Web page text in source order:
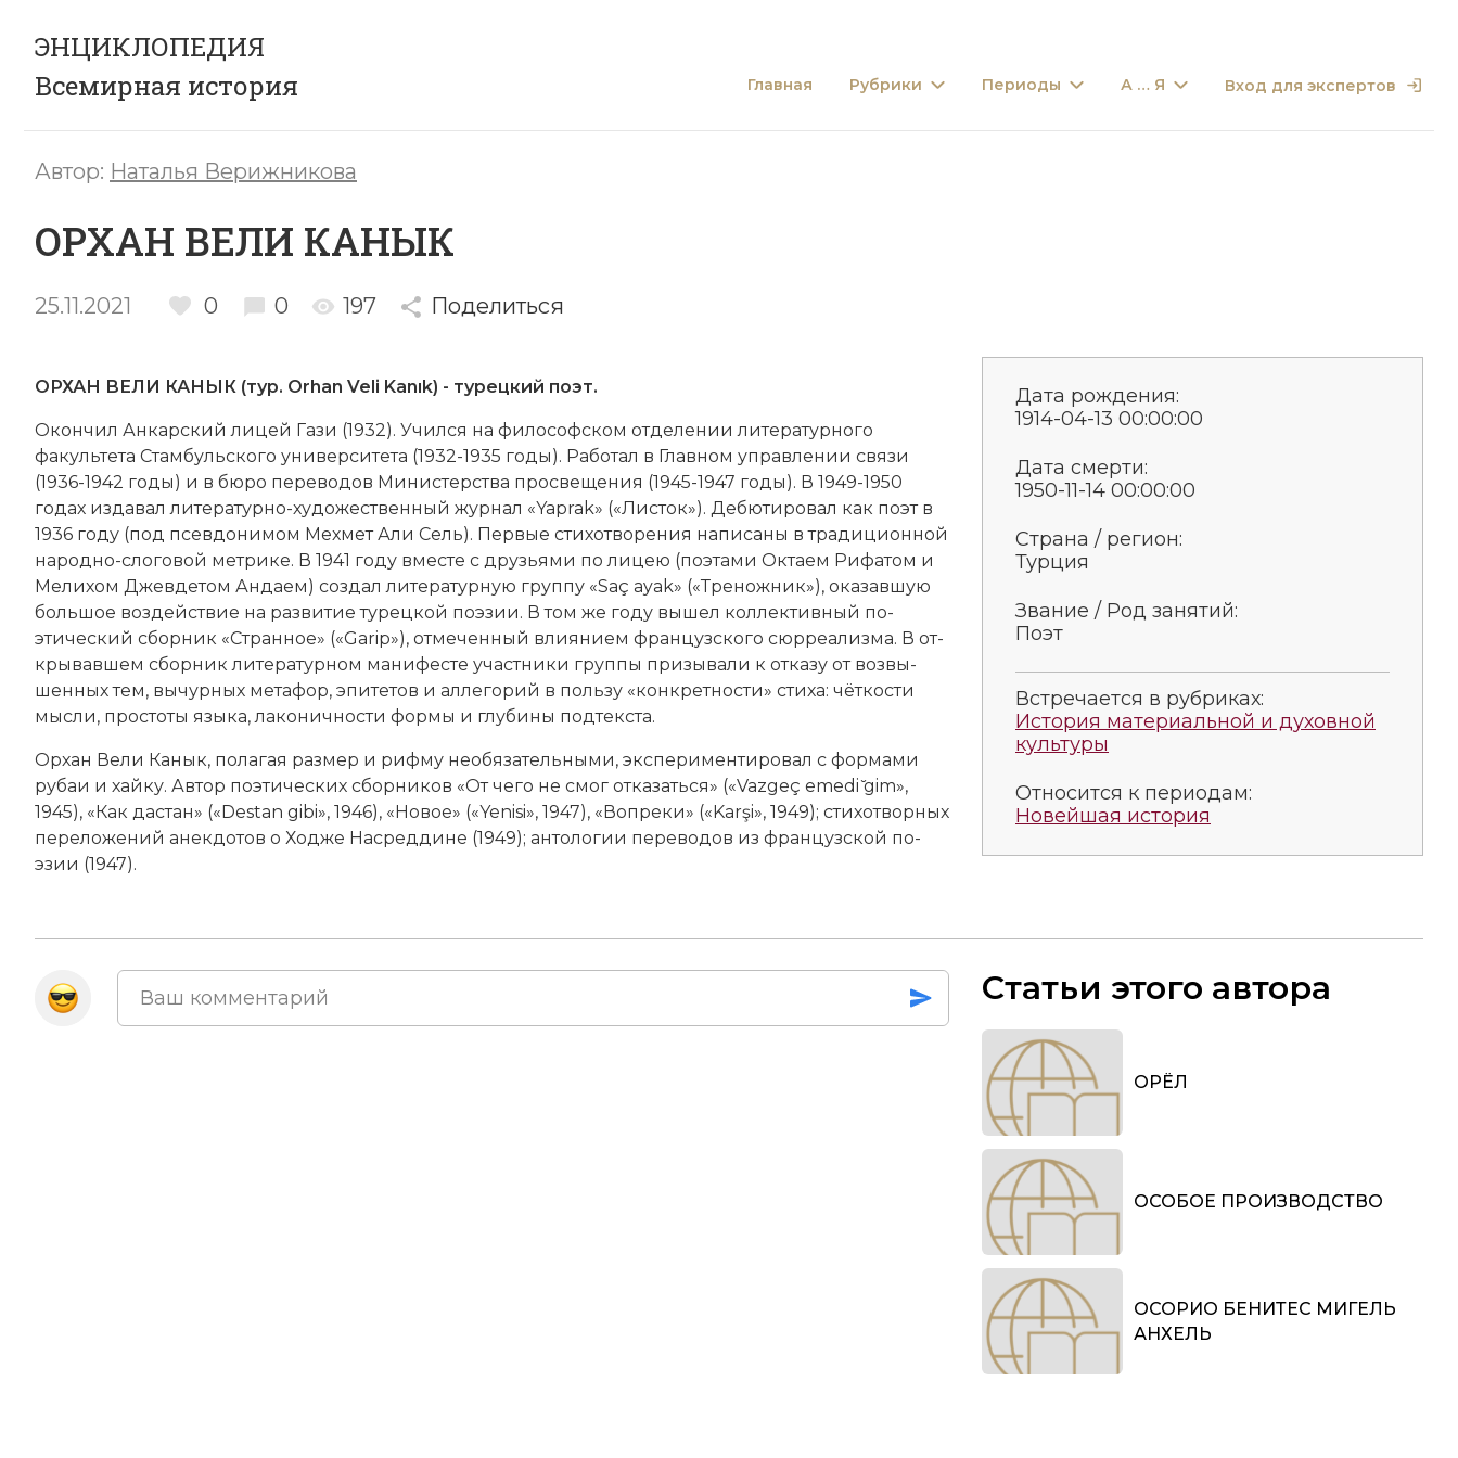
ЭНЦИКЛОПЕДИЯ
Всемирная история
Главная Рубрики Периоды А … Я Вход для экспертов
Автор: Наталья Верижникова
ОРХАН ВЕЛИ КАНЫК
25.11.2021 0 0 197 Поделиться
ОРХАН ВЕЛИ КАНЫК (тур. Orhan Veli Kanık) - турецкий поэт.
Окон­чил Ан­кар­ский ли­цей Га­зи (1932). Учил­ся на фи­лософском от­деле­нии литературного
факультета Стам­буль­ско­го университета (1932-1935 годы). Ра­бо­тал в Главном управ­ле­нии свя­зи
(1936-1942 годы) и в бю­ро пе­ре­во­дов Министерства про­све­ще­ния (1945-1947 годы). В 1949-1950
годах из­да­вал ли­те­ра­тур­но-ху­дожественный журнал «Yaprak» («Лис­ток»). Де­бю­ти­ро­вал как по­эт в
1936 году (под псевдонимом Мех­мет Али Сель). Пер­вые сти­хо­тво­ре­ния на­пи­са­ны в тра­диционной
на­род­но-сло­го­вой мет­ри­ке. В 1941 году вме­сте с друзь­я­ми по ли­цею (по­эта­ми Ок­та­ем Ри­фа­том и
Ме­ли­хом Джев­де­том Ан­да­ем) соз­дал литературную груп­пу «Saç ayak» («Тре­нож­ник»), ока­зав­шую
боль­шое воз­дей­ст­вие на раз­ви­тие турецкой по­эзии. В том же го­ду вы­шел кол­лек­тив­ный по­
этический сборник «Стран­ное» («Garip»), от­ме­чен­ный влия­ни­ем французского сюр­реа­лиз­ма. В от­
кры­вав­шем сбор­ник литературном ма­ни­фе­сте уча­ст­ни­ки груп­пы при­зы­ва­ли к от­ка­зу от воз­вы­
шен­ных тем, вы­чур­ных ме­та­фор, эпи­те­тов и ал­ле­го­рий в поль­зу «кон­крет­но­сти» сти­ха: чёт­ко­сти
мыс­ли, про­сто­ты язы­ка, ла­ко­нич­но­сти фор­мы и глу­би­ны под­тек­ста.
Орхан Вели Канык, по­ла­гая раз­мер и риф­му не­обя­за­тель­ны­ми, экс­пе­ри­мен­ти­ро­вал с фор­ма­ми
ру­баи и хай­ку. Ав­тор по­этических сборников «От че­го не смог от­ка­зать­ся» («Vazgeç emedi ̆gim»,
1945), «Как дас­тан» («Destan gibi», 1946), «Но­вое» («Yenisi», 1947), «Во­пре­ки» («Ka­rşi», 1949); сти­хотворных
пе­ре­ло­же­ний анек­до­тов о Ход­же На­сред­ди­не (1949); ан­то­ло­гии пе­ре­во­дов из французской по­
эзии (1947).
Дата рождения:
1914-04-13 00:00:00
Дата смерти:
1950-11-14 00:00:00
Страна / регион:
Турция
Звание / Род занятий:
Поэт
Встречается в рубриках:
История материальной и духовной
культуры
Относится к периодам:
Новейшая история
Статьи этого автора
ОРЁЛ
ОСОБОЕ ПРОИЗВОДСТВО
ОСОРИО БЕНИТЕС МИГЕЛЬ
АНХЕЛЬ